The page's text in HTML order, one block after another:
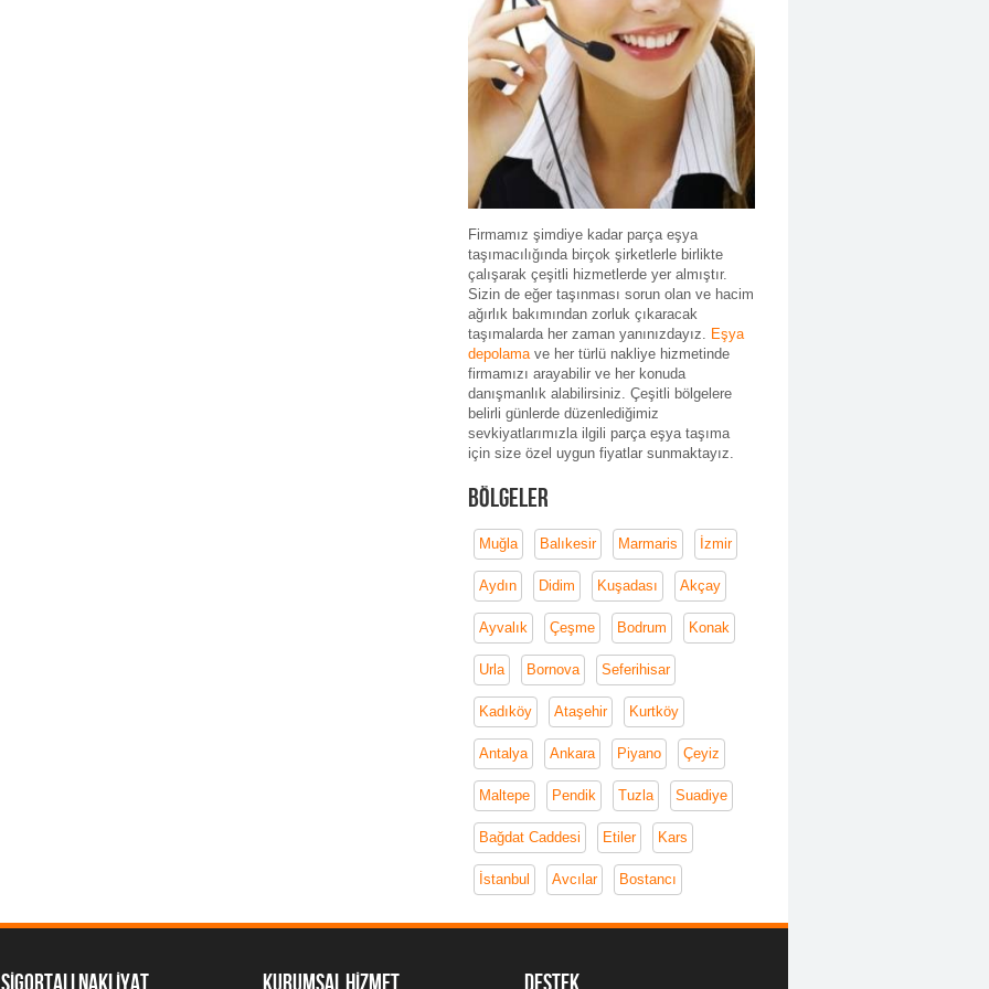
Firmamız şimdiye kadar parça eşya
taşımacılığında birçok şirketlerle birlikte
çalışarak çeşitli hizmetlerde yer almıştır.
Sizin de eğer taşınması sorun olan ve hacim
ağırlık bakımından zorluk çıkaracak
taşımalarda her zaman yanınızdayız. Eşya
depolamave her türlü nakliye hizmetinde
firmamızı arayabilir ve her konuda
danışmanlık alabilirsiniz. Çeşitli bölgelere
belirli günlerde düzenlediğimiz
sevkiyatlarımızla ilgili parça eşya taşıma
için size özel uygun fiyatlar sunmaktayız.
Bölgeler
Muğla Balıkesir Marmaris İzmir
Aydın Didim Kuşadası Akçay
Ayvalık Çeşme Bodrum Konak
Urla Bornova Seferihisar
Kadıköy Ataşehir Kurtköy
Antalya Ankara Piyano Çeyiz
Maltepe Pendik Tuzla Suadiye
Bağdat Caddesi Etiler Kars
İstanbul Avcılar Bostancı